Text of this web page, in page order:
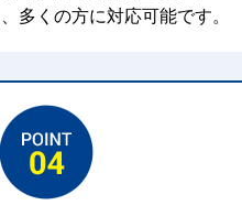
多くの方に対応可能です。